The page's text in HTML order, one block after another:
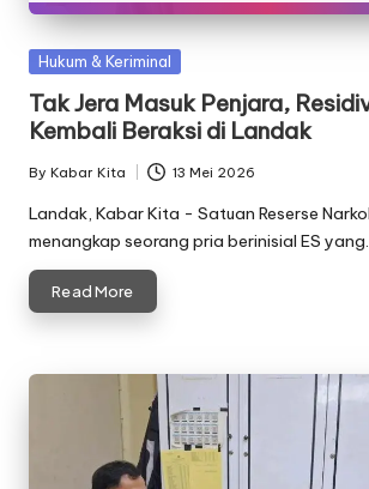
Posted
Hukum & Keriminal
Tak Jera Masuk Penjara,
Kembali Beraksi di Landak
Posted
by
By Kabar Kita 13 Mei 2026
Landak, Kabar Kita - Satuan Reserse
menangkap seorang pria berinisial ES
Read More